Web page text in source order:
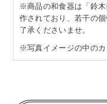
※商品の和食器は「鈴
作されており、若干の
了承くださいませ。
※写真イメージの中のカ